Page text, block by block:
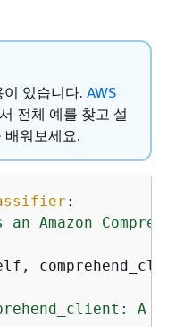
있습니다. AWS
전체 예를 찾고 설
배워보세요.
:
an Amazon
A